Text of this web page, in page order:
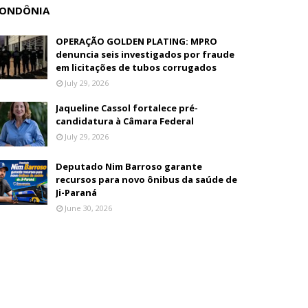
OPERAÇÃO GOLDEN PLATING: MPRO
denuncia seis investigados por fraude
em licitações de tubos corrugados
July 29, 2026
Jaqueline Cassol fortalece pré-
candidatura à Câmara Federal
July 29, 2026
Deputado Nim Barroso garante
recursos para novo ônibus da saúde de
Ji-Paraná
June 30, 2026